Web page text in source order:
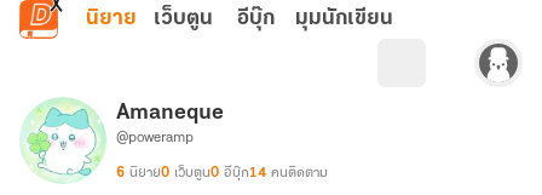
ข้ามไปยังเนื้อหาหลัก
นิยาย เว็บตูน อีบุ๊ก มุมนักเขียน
Amaneque
@poweramp
6 นิยาย0 เว็บตูน0 อีบุ๊ก14 คนติดตาม